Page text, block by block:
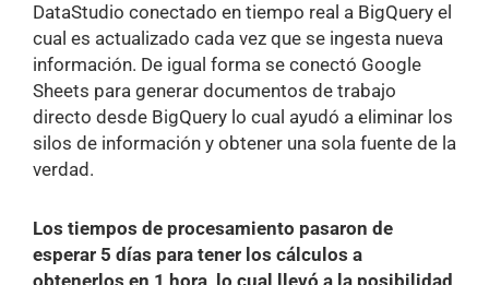
DataStudio conectado en tiempo real a BigQuery el
cual es actualizado cada vez que se ingesta nueva
información. De igual forma se conectó Google
Sheets para generar documentos de trabajo
directo desde BigQuery lo cual ayudó a eliminar los
silos de información y obtener una sola fuente de la
verdad.
Los tiempos de procesamiento pasaron de
esperar 5 días para tener los cálculos a
obtenerlos en 1 hora, lo cual llevó a la posibilidad